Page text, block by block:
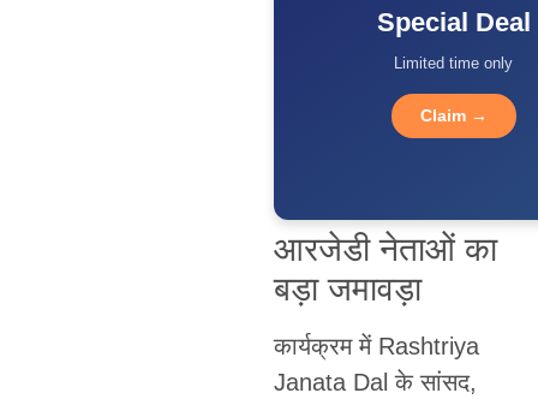
Special Deal
Limited time only
Claim →
आरजेडी नेताओं का
बड़ा जमावड़ा
कार्यक्रम में Rashtriya
Janata Dal के सांसद,